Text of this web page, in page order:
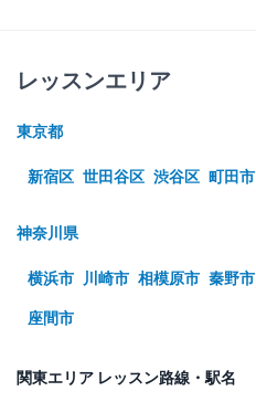
レッスンエリア
東京都
新宿区 世田谷区 渋谷区 町田市
神奈川県
横浜市 川崎市 相模原市 秦野市
座間市
関東エリア レッスン路線・駅名